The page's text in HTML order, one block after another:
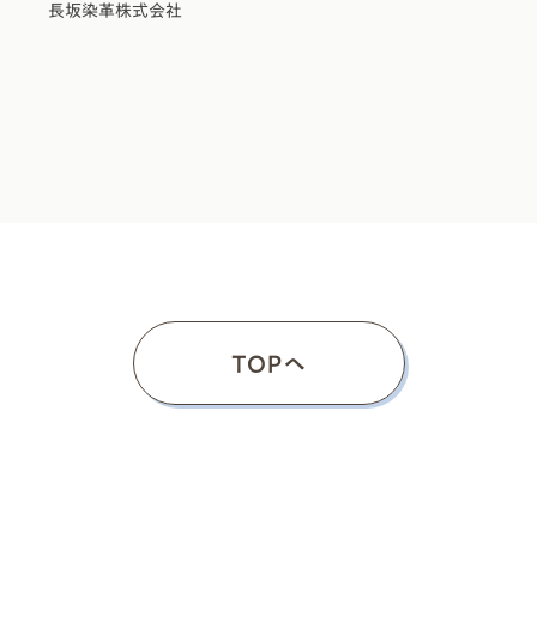
長坂染革株式会社
TOPヘ